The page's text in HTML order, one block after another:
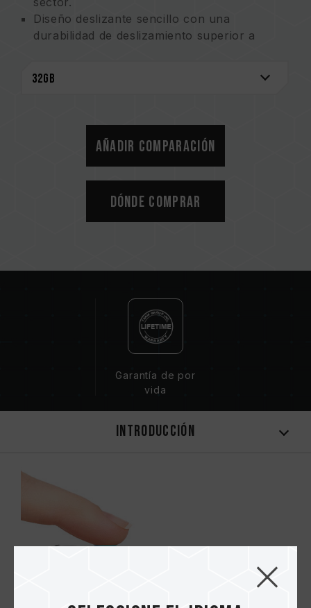
Diseño deslizante sencillo con una
durabilidad de deslizamiento superior a
y plug-and-play.
alimentación externa.
Compatible con el modo de ahorro de
Añadir comparación
Dónde comprar
Garantía de por
vida
Introducción